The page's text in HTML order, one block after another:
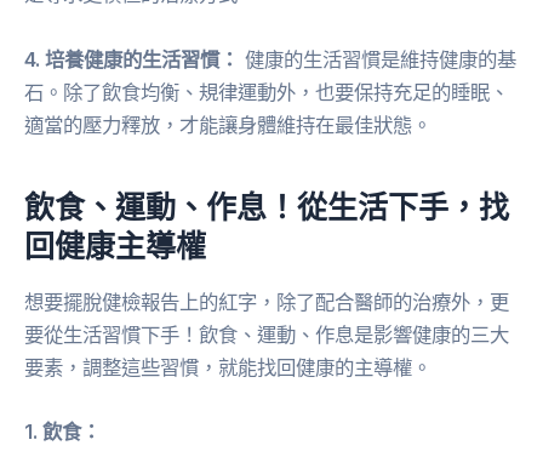
4. 培養健康的生活習慣： 健康的生活習慣是維持健康的基
石。除了飲食均衡、規律運動外，也要保持充足的睡眠、
適當的壓力釋放，才能讓身體維持在最佳狀態。
飲食、運動、作息！從生活下手，找
回健康主導權
想要擺脫健檢報告上的紅字，除了配合醫師的治療外，更
要從生活習慣下手！飲食、運動、作息是影響健康的三大
要素，調整這些習慣，就能找回健康的主導權。
1. 飲食：